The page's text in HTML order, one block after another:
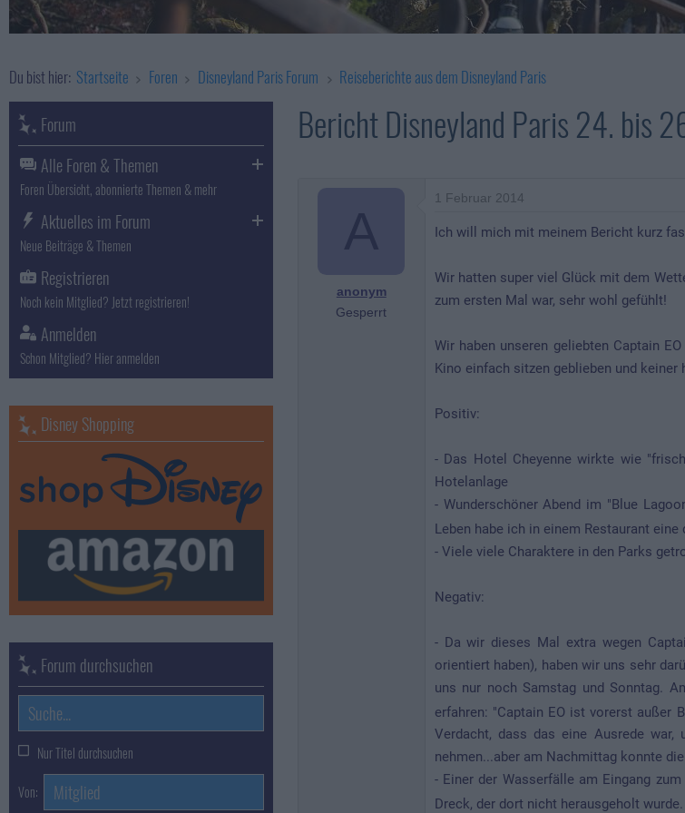
Du bist hier: Startseite Foren Disneyland Paris Forum Reiseberichte aus dem Disneyland Paris
Bericht Disneyland Paris 24. bis
anonym
Gesperrt
1 Februar 2014
Ich will mich mit meinem Bericht kurz
Wir hatten super viel Glück mit dem
zum ersten Mal war, sehr wohl gefühlt!
Wir haben unseren geliebten Captain
Kino einfach sitzen geblieben und
Positiv:
- Das Hotel Cheyenne wirkte wie
Hotelanlage
- Wunderschöner Abend im "Blue
Leben habe ich in einem Restaurant
- Viele viele Charaktere in den Parks
Negativ:
- Da wir dieses Mal extra wegen
orientiert haben), haben wir uns sehr
uns nur noch Samstag und Sonntag.
erfahren: "Captain EO ist vorerst außer
Verdacht, dass das eine Ausrede
nehmen...aber am Nachmittag konnte
- Einer der Wasserfälle am Eingang
Dreck, der dort nicht herausgeholt
Forum
Alle Foren & Themen
Foren Übersicht, abonnierte Themen & mehr
Aktuelles im Forum
Neue Beiträge & Themen
Registrieren
Noch kein Mitglied? Jetzt registrieren!
Anmelden
Schon Mitglied? Hier anmelden
Disney Shopping
Forum durchsuchen
Nur Titel durchsuchen
Von: